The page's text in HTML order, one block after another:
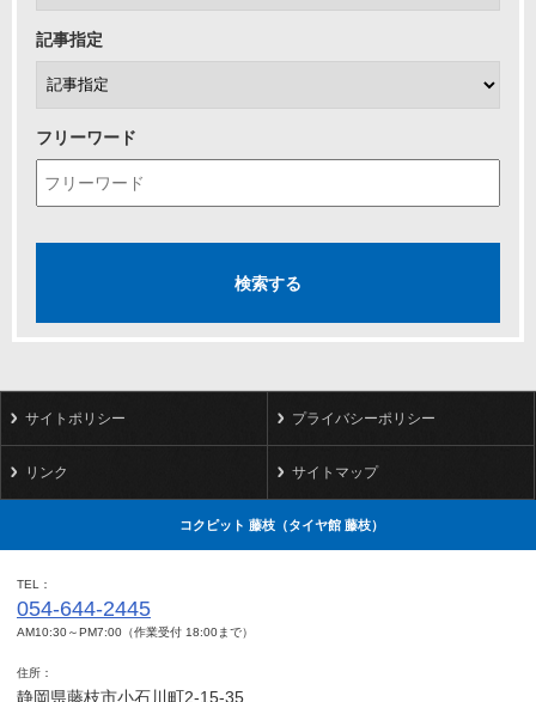
記事指定
フリーワード
サイトポリシー プライバシーポリシー
リンク サイトマップ
コクピット 藤枝（タイヤ館 藤枝）
TEL
054-644-2445
AM10:30～PM7:00（作業受付 18:00まで）
住所
静岡県藤枝市小石川町2-15-35